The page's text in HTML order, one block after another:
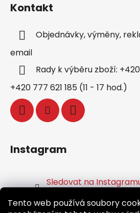
Tento web používá soubory
Kontakt
Objednávky, výměny,
email
Rady k výběru zboží:
+420 777 621 185 (11 - 17 hod.)
Instagram
Sledovat na